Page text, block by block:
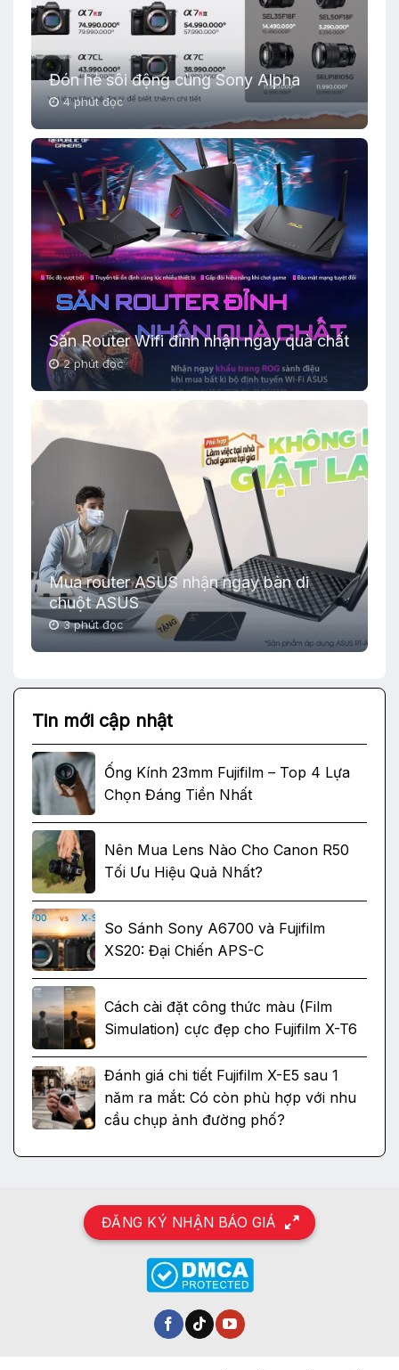
Đón hè sôi động cùng Sony Alpha
4 phút đọc
Săn Router Wifi đỉnh nhận ngay quà chất
2 phút đọc
Mua router ASUS nhận ngay bàn di
chuột ASUS
3 phút đọc
Tin mới cập nhật
Ống Kính 23mm Fujifilm – Top 4 Lựa
Chọn Đáng Tiền Nhất
Nên Mua Lens Nào Cho Canon R50
Tối Ưu Hiệu Quả Nhất?
So Sánh Sony A6700 và Fujifilm
XS20: Đại Chiến APS-C
Cách cài đặt công thức màu (Film
Simulation) cực đẹp cho Fujifilm X-T6
Đánh giá chi tiết Fujifilm X-E5 sau 1
năm ra mắt: Có còn phù hợp với nhu
cầu chụp ảnh đường phố?
ĐĂNG KÝ NHẬN BÁO GIÁ